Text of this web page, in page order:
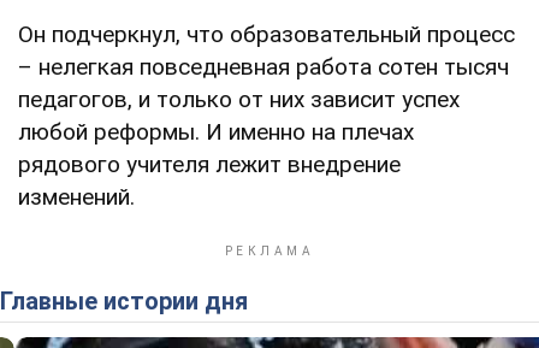
Он подчеркнул, что образовательный процесс
– нелегкая повседневная работа сотен тысяч
педагогов, и только от них зависит успех
любой реформы. И именно на плечах
рядового учителя лежит внедрение
изменений.
Главные истории дня